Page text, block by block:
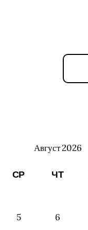
Август 2026
СР ЧТ
5 6